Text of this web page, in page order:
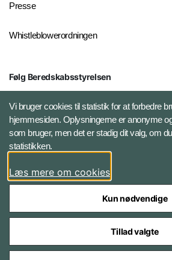
Presse
Whistleblowerordningen
Følg Beredskabsstyrelsen
X BRSdk
LinkedIn BRS-profil
Vi bruger cookies til statistik for at forbedre
hjemmesiden. Oplysningerne er anonyme
som bruger, men det er stadig dit valg, om
statistikken.
Læs mere om cookies
Kun nødvendige
Tillad valgte